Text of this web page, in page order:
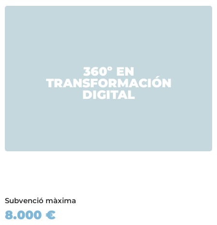
360º EN
TRANSFORMACIÓN
DIGITAL
Subvenció màxima
8.000 €